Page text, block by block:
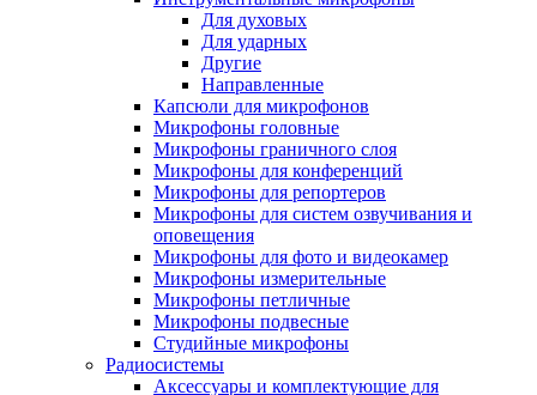
Для духовых
Для ударных
Другие
Направленные
Капсюли для микрофонов
Микрофоны головные
Микрофоны граничного слоя
Микрофоны для конференций
Микрофоны для репортеров
Микрофоны для систем озвучивания и
оповещения
Микрофоны для фото и видеокамер
Микрофоны измерительные
Микрофоны петличные
Микрофоны подвесные
Студийные микрофоны
Радиосистемы
Аксессуары и комплектующие для